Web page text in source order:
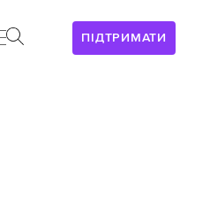
ПІДТРИМАТИ